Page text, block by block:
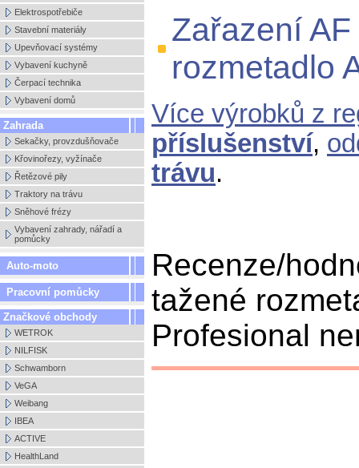
Elektrospotřebiče
Stavební materiály
Upevňovací systémy
Vybavení kuchyně
Čerpací technika
Vybavení domů
Zahrada
Sekačky, provzdušňovače
Křovinořezy, vyžínače
Řetězové pily
Traktory na trávu
Sněhové frézy
Vybavení zahrady, nářadí a
pomůcky
Auto-moto
Pracovní pomůcky
Značkové obchody
WETROK
NILFISK
Schwamborn
VeGA
Weibang
IBEA
ACTIVE
HealthLand
Zařazení
rozmetadlo
Více výrobků z
příslušenství,
trávu.
Recenze/
tažené
Profesional